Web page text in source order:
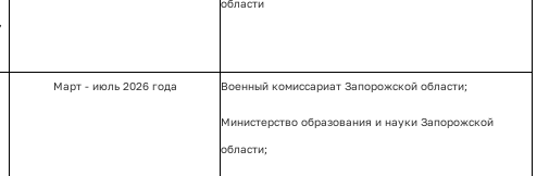
области
Март - июль 2026 года Военный комиссариат Запорожской области;
Министерство образования и науки Запорожской
области;